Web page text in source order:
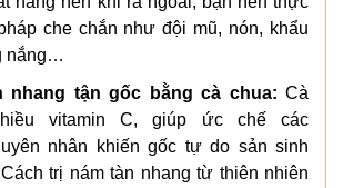
che chắn như đội mũ, nón, khẩu
nắng…
nhang tận gốc bằng cà chua: Cà
vitamin C, giúp ức chế các
nhân khiến gốc tự do sản sinh
trị nám tàn nhang từ thiên nhiên